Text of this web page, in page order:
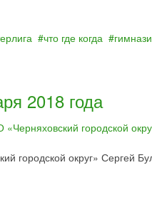
что где когда
2018 года
городской округ» Сергей